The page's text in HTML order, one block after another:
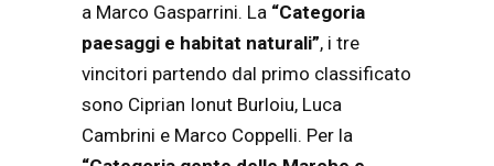
a Marco Gasparrini. La “Categoria
paesaggi e habitat naturali”, i tre
vincitori partendo dal primo classificato
sono Ciprian Ionut Burloiu, Luca
Cambrini e Marco Coppelli. Per la